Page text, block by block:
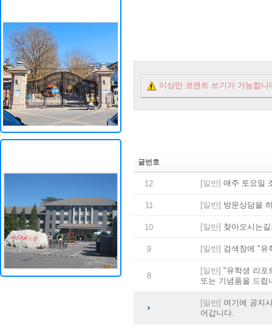
이상만 코멘트 쓰기가 가능합니
글번호
12 [일반] 매주 토요일
11 [일반] 방문상담을
10 [일반] 찾아오시는
9 [일반] 검색창에 "유
8
[일반] "유학생 리포
또는 기념품을 드립
[일반] 여기에 공지
어갑니다.